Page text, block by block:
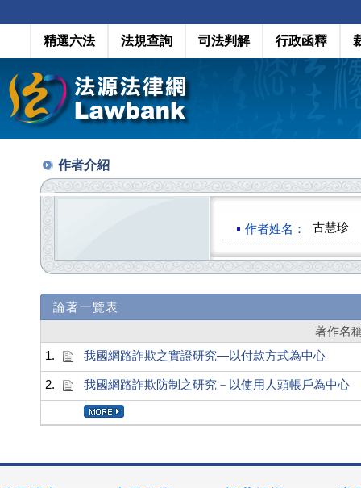
精選六法 法規查詢 司法判解 行政函釋
作者介紹
作者姓名： 古慧珍
論著一覽表
著作名
1.
我國網路詐欺之實證研究—以付款方式為中心
2. 我國網路詐欺防制之研究－以使用人頭帳戶為中心